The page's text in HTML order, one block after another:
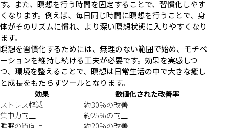
す。また、瞑想を行う時間を固定することで、習慣化しやす
くなります。例えば、毎日同じ時間に瞑想を行うことで、身
体がそのリズムに慣れ、より深い瞑想状態に入りやすくなり
ます。
瞑想を習慣化するためには、無理のない範囲で始め、モチベ
ーションを維持し続ける工夫が必要です。効果を実感しつ
つ、環境を整えることで、瞑想は日常生活の中で大きな癒し
と成長をもたらすツールとなります。
効果
数値化された改善率
ストレス軽減
約30%の改善
集中力向上
約25%の向上
睡眠の質向上
約20%の改善